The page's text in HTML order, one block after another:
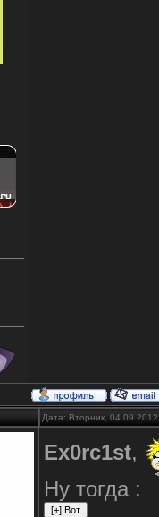
Дата: Вторник,
Ex0rc1st,
Ну тогда :